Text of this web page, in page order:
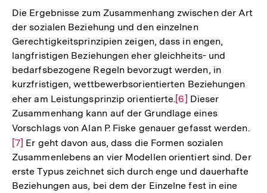
der
Die Ergebnisse zum Zusammenhang zwischen der Art
der sozialen Beziehung und den einzelnen
Gerechtigkeitsprinzipien zeigen, dass in engen,
langfristigen Beziehungen eher gleichheits- und
bedarfsbezogene Regeln bevorzugt werden, in
kurzfristigen, wettbewerbsorientierten Beziehungen
eher am Leistungsprinzip orientierte.Zur
Auflösung
der
Fußnote
[6] Dieser
Zusammenhang kann auf der Grundlage eines
Vorschlags von Alan P. Fiske genauer gefasst werden.
der
[7] Er geht davon aus, dass die Formen sozialen
Zusammenlebens an vier Modellen orientiert sind. Der
erste Typus zeichnet sich durch enge und dauerhafte
Beziehungen aus, bei dem der Einzelne fest in eine